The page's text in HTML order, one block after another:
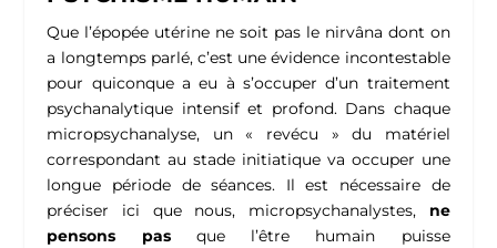
Que l’épopée utérine ne soit pas le nirvâna dont on
a longtemps parlé, c’est une évidence incontestable
pour quiconque a eu à s’occuper d’un traitement
psychanalytique intensif et profond. Dans chaque
micropsychanalyse, un « revécu » du matériel
correspondant au stade initiatique va occuper une
longue période de séances. Il est nécessaire de
préciser ici que nous, micropsychanalystes, ne
pensons pasque l’être humain puisse